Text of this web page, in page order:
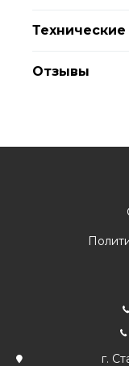
Технические
Отзывы
г.